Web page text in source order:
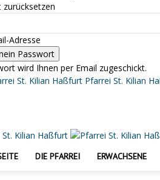
zurücksetzen
Adresse
wird Ihnen per Email zugeschickt.
Pfarrei St. Kilian
DIE PFARREI ERWACHSENE